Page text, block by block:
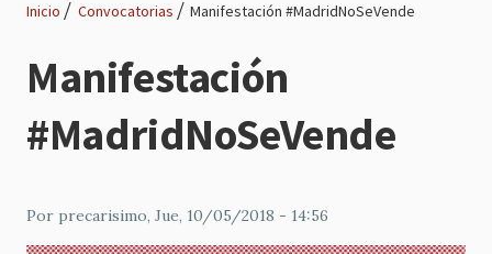
Ruta
de
navegación
Inicio Convocatorias Manifestación #MadridNoSeVende
Manifestación
#MadridNoSeVende
Por precarisimo, Jue, 10/05/2018 - 14:56